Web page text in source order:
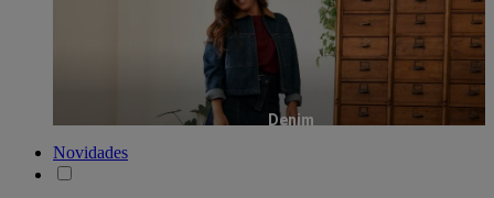
Denim
Novidades